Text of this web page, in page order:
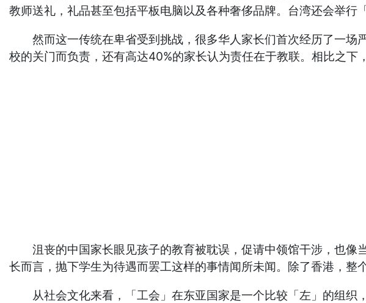
教师送礼，礼品甚至包括平板电脑以及各种奢侈品牌。台湾还会举行
然而这一传统在卑省受到挑战，很多华人家长们首次经历了一场
校的关门而负责，还有高达40%的家长认为责任在于教联。相比之下
沮丧的中国家长眼见孩子的教育被耽误，促请中领馆干涉，也像
长而言，抛下学生为待遇而罢工这样的事情闻所未闻。除了香港，整
从社会文化来看，「工会」在东亚国家是一个比较「左」的组织